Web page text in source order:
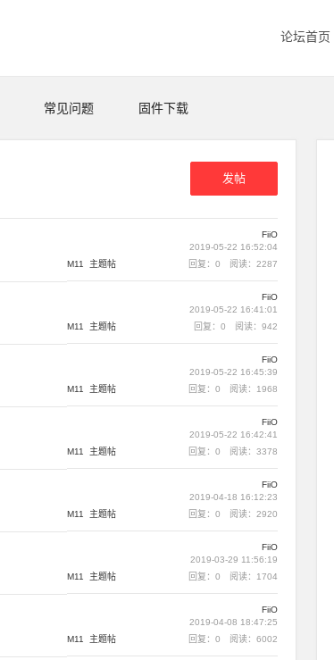
论坛首页
常见问题 固件下载
发帖
FiiO
2019-05-22 16:52:04
M11 主题帖 回复：0 阅读：2287
FiiO
2019-05-22 16:41:01
M11 主题帖 回复：0 阅读：942
FiiO
2019-05-22 16:45:39
M11 主题帖 回复：0 阅读：1968
FiiO
2019-05-22 16:42:41
M11 主题帖 回复：0 阅读：3378
FiiO
2019-04-18 16:12:23
M11 主题帖 回复：0 阅读：2920
FiiO
2019-03-29 11:56:19
M11 主题帖 回复：0 阅读：1704
FiiO
2019-04-08 18:47:25
M11 主题帖 回复：0 阅读：6002